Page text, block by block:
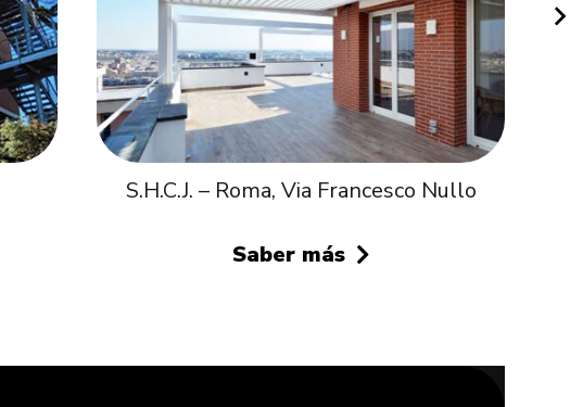
S.H.C.J. – Roma, Via Francesco Nullo
Saber más